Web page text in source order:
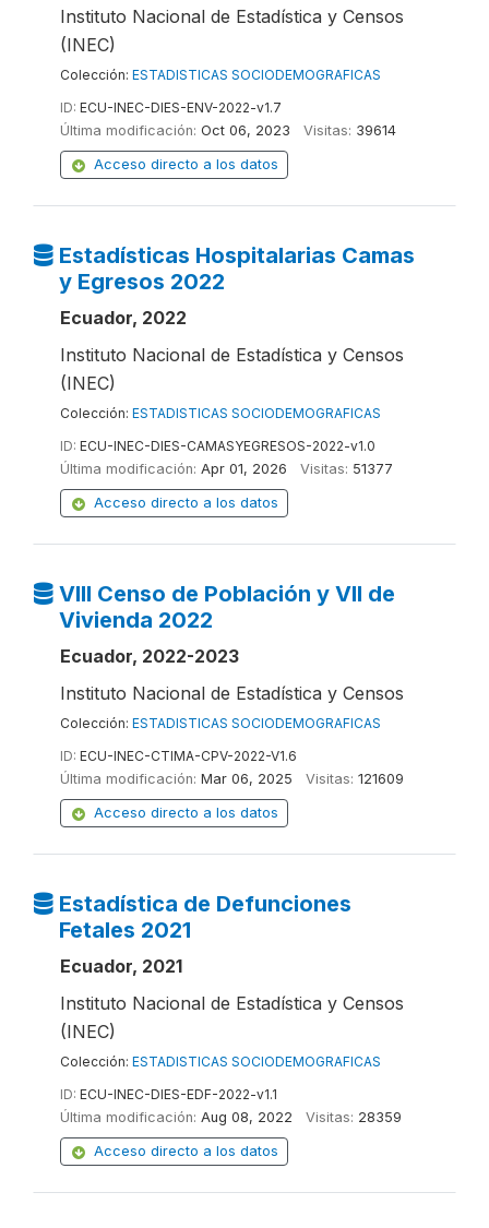
Instituto Nacional de Estadística y Censos
(INEC)
Colección: ESTADISTICAS SOCIODEMOGRAFICAS
ID: ECU-INEC-DIES-ENV-2022-v1.7
Última modificación: Oct 06, 2023 Visitas: 39614
Acceso directo a los datos
Estadísticas Hospitalarias Camas
y Egresos 2022
Ecuador, 2022
Instituto Nacional de Estadística y Censos
(INEC)
Colección: ESTADISTICAS SOCIODEMOGRAFICAS
ID: ECU-INEC-DIES-CAMASYEGRESOS-2022-v1.0
Última modificación: Apr 01, 2026 Visitas: 51377
Acceso directo a los datos
VIII Censo de Población y VII de
Vivienda 2022
Ecuador, 2022-2023
Instituto Nacional de Estadística y Censos
Colección: ESTADISTICAS SOCIODEMOGRAFICAS
ID: ECU-INEC-CTIMA-CPV-2022-V1.6
Última modificación: Mar 06, 2025 Visitas: 121609
Acceso directo a los datos
Estadística de Defunciones
Fetales 2021
Ecuador, 2021
Instituto Nacional de Estadística y Censos
(INEC)
Colección: ESTADISTICAS SOCIODEMOGRAFICAS
ID: ECU-INEC-DIES-EDF-2022-v1.1
Última modificación: Aug 08, 2022 Visitas: 28359
Acceso directo a los datos